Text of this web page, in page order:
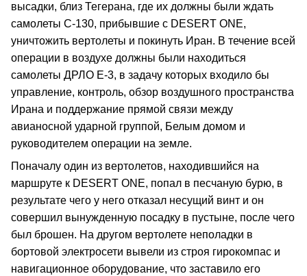
высадки, близ Тегерана, где их должны были ждать
самолеты С-130, прибывшие с DESERT ONE,
уничтожить вертолеты и покинуть Иран. В течение всей
операции в воздухе должны были находиться
самолеты ДРЛО Е-3, в задачу которых входило бы
управление, контроль, обзор воздушного пространства
Ирана и поддержание прямой связи между
авианосной ударной группой, Белым домом и
руководителем операции на земле.
Поначалу один из вертолетов, находившийся на
маршруте к DESERT ONE, попал в песчаную бурю, в
результате чего у него отказал несущий винт и он
совершил вынужденную посадку в пустыне, после чего
был брошен. На другом вертолете неполадки в
бортовой электросети вывели из строя гирокомпас и
навигационное оборудование, что заставило его